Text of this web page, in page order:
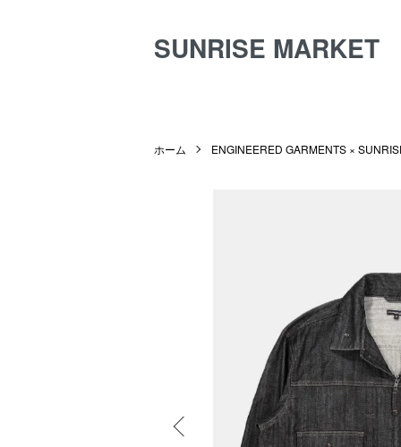
SUNRISE MARKET
ホーム ENGINEERED GARMENTS ×